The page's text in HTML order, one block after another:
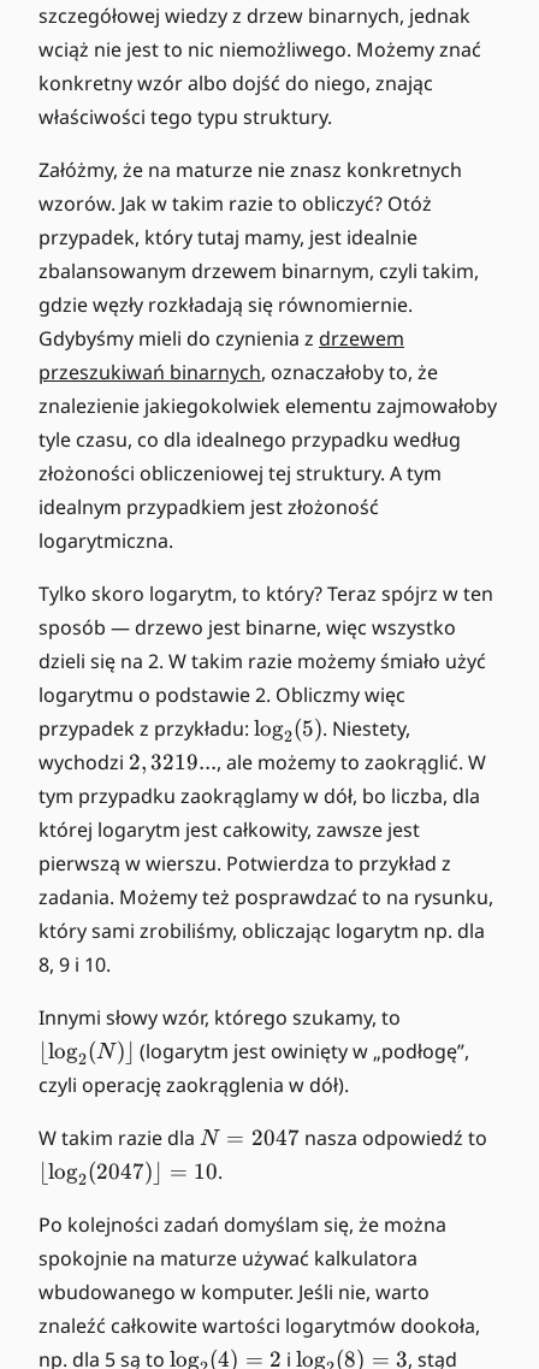
=
0
szczegółowej wiedzy z drzew binarnych, jednak
wciąż nie jest to nic niemożliwego. Możemy znać
konkretny wzór albo dojść do niego, znając
właściwości tego typu struktury.
Załóżmy, że na maturze nie znasz konkretnych
wzorów. Jak w takim razie to obliczyć? Otóż
przypadek, który tutaj mamy, jest idealnie
zbalansowanym drzewem binarnym, czyli takim,
gdzie węzły rozkładają się równomiernie.
Gdybyśmy mieli do czynienia z drzewem
przeszukiwań binarnych, oznaczałoby to, że
znalezienie jakiegokolwiek elementu zajmowałoby
tyle czasu, co dla idealnego przypadku według
złożoności obliczeniowej tej struktury. A tym
idealnym przypadkiem jest złożoność
logarytmiczna.
Tylko skoro logarytm, to który? Teraz spójrz w ten
sposób — drzewo jest binarne, więc wszystko
dzieli się na 2. W takim razie możemy śmiało użyć
logarytmu o podstawie 2. Obliczmy więc
przypadek z przykładu: \
l
g
_
2
(
5
)
log2(5). Niestety,
wychodzi 2
,
2
1
9
..
2,3219..., ale możemy to zaokrąglić. W
tym przypadku zaokrąglamy w dół, bo liczba, dla
której logarytm jest całkowity, zawsze jest
pierwszą w wierszu. Potwierdza to przykład z
zadania. Możemy też posprawdzać to na rysunku,
który sami zrobiliśmy, obliczając logarytm np. dla
8, 9 i 10.
Innymi słowy wzór, którego szukamy, to
lf
r
o
g
_
2
(
log2(N)⌋ (logarytm jest owinięty w „podłogę”,
czyli operację zaokrąglenia w dół).
W takim razie dla N
=
0
7
N = 2047nasza odpowiedź to
log2(2047)⌋ = 10.
Po kolejności zadań domyślam się, że można
spokojnie na maturze używać kalkulatora
wbudowanego w komputer. Jeśli nie, warto
znaleźć całkowite wartości logarytmów dookoła,
np. dla 5 są to \l
log (4) = 2 i\l
log (8) = 3, stąd